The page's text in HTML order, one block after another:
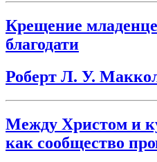
Крещение
благодати
Роберт Л. У.
Между Христом и
как сообщество